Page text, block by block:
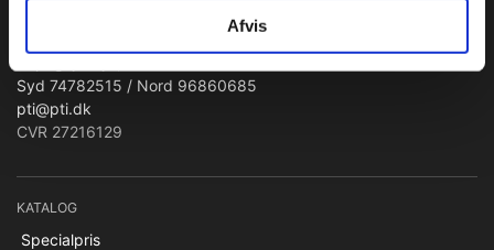
Afvis
Syd 74782515 / Nord 96860685
pti@pti.dk
CVR 27216129
KATALOG
Specialpris